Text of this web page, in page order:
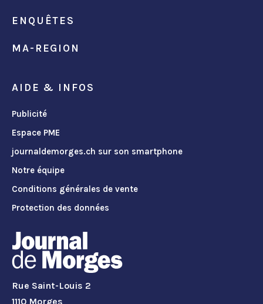
ENQUÊTES
MA-REGION
AIDE & INFOS
Publicité
Espace PME
journaldemorges.ch sur son smartphone
Notre équipe
Conditions générales de vente
Protection des données
Rue Saint-Louis 2
1110 Morges